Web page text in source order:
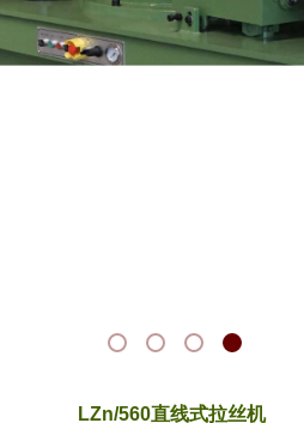
LZn/560直线式拉丝机